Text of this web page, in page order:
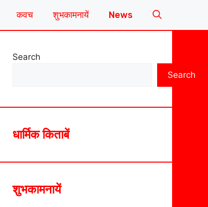
कवच शुभकामनायें News
Search
Search
धार्मिक किताबें
शुभकामनायें